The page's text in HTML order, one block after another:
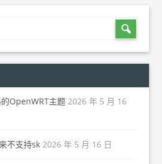
OpenWRT主题 2026 年 5 月 16
不支持sk 2026 年 5 月 16 日